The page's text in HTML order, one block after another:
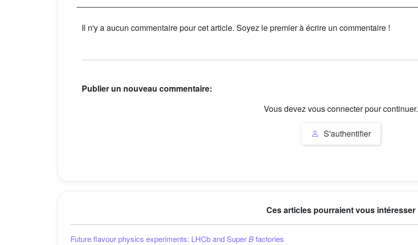
Il n'y a aucun commentaire pour cet article. Soyez le premier à écrire un commentaire !
Publier un nouveau commentaire:
Vous devez vous connecter pour continuer.
S'authentifier
Ces articles pourraient vous intéresser
Future flavour physics experiments: LHCb and SuperBfactories